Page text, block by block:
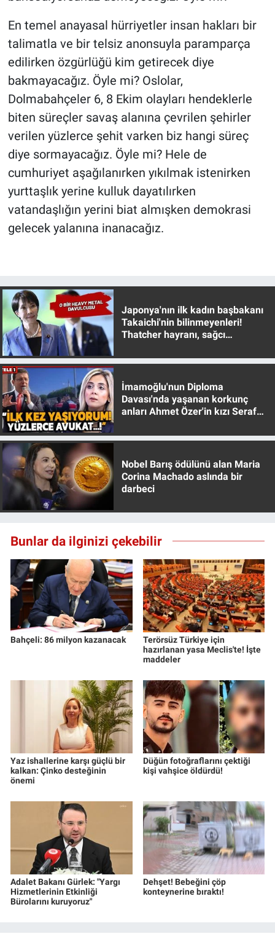
En temel anayasal hürriyetler insan hakları bir
talimatla ve bir telsiz anonsuyla paramparça
edilirken özgürlüğü kim getirecek diye
bakmayacağız. Öyle mi? Oslolar,
Dolmabahçeler 6, 8 Ekim olayları hendeklerle
biten süreçler savaş alanına çevrilen şehirler
verilen yüzlerce şehit varken biz hangi süreç
diye sormayacağız. Öyle mi? Hele de
cumhuriyet aşağılanırken yıkılmak istenirken
yurttaşlık yerine kulluk dayatılırken
vatandaşlığın yerini biat almışken demokrasi
gelecek yalanına inanacağız.
Japonya'nın ilk kadın başbakanı
Takaichi'nin bilinmeyenleri!
Thatcher hayranı, sağcı
İmamoğlu'nun Diploma
Davası'nda yaşanan korkunç
anları Ahmet Özer'in kızı Seraf
Nobel Barış ödülünü alan Maria
Corina Machado aslında bir
darbeci
Bunlar da ilginizi çekebilir
Bahçeli: 86 milyon kazanacak
Terörsüz Türkiye için
hazırlanan yasa Meclis'te! İşte
maddeler
Yaz ishallerine karşı güçlü bir
kalkan: Çinko desteğinin
önemi
Düğün fotoğraflarını çektiği
kişi vahşice öldürdü!
Adalet Bakanı Gürlek: "Yargı
Hizmetlerinin Etkinliği
Bürolarını kuruyoruz"
Dehşet! Bebeğini çöp
konteynerine bıraktı!